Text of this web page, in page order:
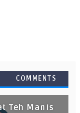
COMMENTS
Teh Manis